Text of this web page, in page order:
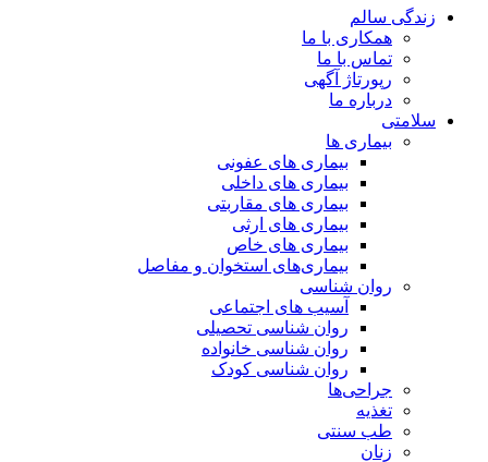
زندگی سالم
همکاری با ما
تماس با ما
رپورتاژ آگهی
درباره ما
سلامتی
بیماری ها
بیماری های عفونی
بیماری های داخلی
بیماری های مقاربتی
بیماری های ارثی
بیماری های خاص
بیماری‌های استخوان و مفاصل
روان شناسی
آسیب های اجتماعی
روان شناسی تحصیلی
روان شناسی خانواده
روان شناسی کودک
جراحی‌ها
تغذیه
طب سنتی
زنان